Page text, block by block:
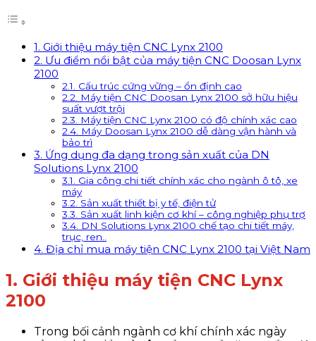
1. Giới thiệu máy tiện CNC Lynx 2100
2. Ưu điểm nổi bật của máy tiện CNC Doosan Lynx
2100
2.1. Cấu trúc cứng vững – ổn định cao
2.2. Máy tiện CNC Doosan Lynx 2100 sở hữu hiệu
suất vượt trội
2.3. Máy tiện CNC Lynx 2100 có độ chính xác cao
2.4. Máy Doosan Lynx 2100 dễ dàng vận hành và
bảo trì
3. Ứng dụng đa dạng trong sản xuất của DN
Solutions Lynx 2100
3.1. Gia công chi tiết chính xác cho ngành ô tô, xe
máy
3.2. Sản xuất thiết bị y tế, điện tử
3.3. Sản xuất linh kiện cơ khí – công nghiệp phụ trợ
3.4. DN Solutions Lynx 2100 chế tạo chi tiết máy,
trục, ren..
4. Địa chỉ mua máy tiện CNC Lynx 2100 tại Việt Nam
1. Giới thiệu máy tiện CNC Lynx
2100
Trong bối cảnh ngành cơ khí chính xác ngày